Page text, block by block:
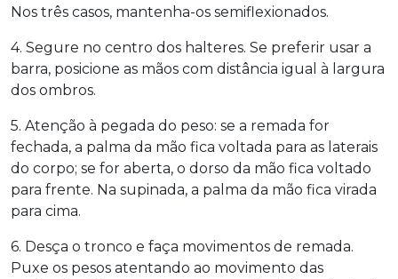
Nos três casos, mantenha-os semiflexionados.
4. Segure no centro dos halteres. Se preferir usar a
barra, posicione as mãos com distância igual à largura
dos ombros.
5. Atenção à pegada do peso: se a remada for
fechada, a palma da mão fica voltada para as laterais
do corpo; se for aberta, o dorso da mão fica voltado
para frente. Na supinada, a palma da mão fica virada
para cima.
6. Desça o tronco e faça movimentos de remada.
Puxe os pesos atentando ao movimento das